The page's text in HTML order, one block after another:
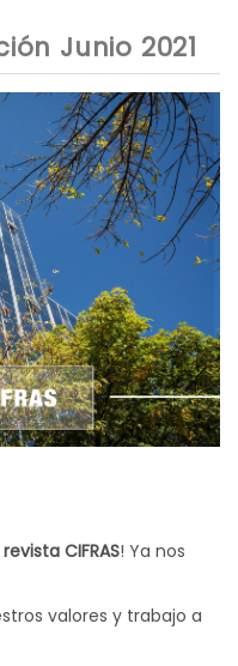
Junio 2021
revista CIFRAS! Ya nos
valores y trabajo a